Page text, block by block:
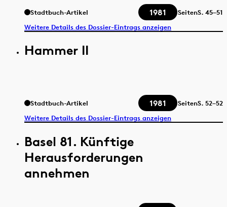
Stadtbuch-Artikel 1981 SeitenS. 45–51
Weitere Details des Dossier-Eintrags anzeigen
Hammer II
Stadtbuch-Artikel 1981 SeitenS. 52–52
Weitere Details des Dossier-Eintrags anzeigen
Basel 81. Künftige
Herausforderungen
annehmen